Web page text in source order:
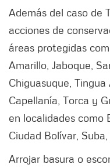
Además del caso de
acciones de
áreas protegidas
Amarillo, Jaboque,
Chiguasuque, Tingua
Capellanía, Torca y
en localidades como
Ciudad Bolívar,
Arrojar basura o